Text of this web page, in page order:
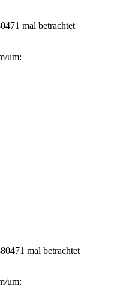
mal betrachtet
um:
mal betrachtet
um: